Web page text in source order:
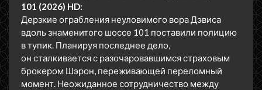
101 (2026) HD:
Дерзкие ограбления неуловимого вора Дэвиса
вдоль знаменитого шоссе 101 поставили полицию
в тупик. Планируя последнее дело,
он сталкивается с разочаровавшимся страховым
брокером Шэрон, переживающей переломный
момент. Неожиданное сотрудничество между